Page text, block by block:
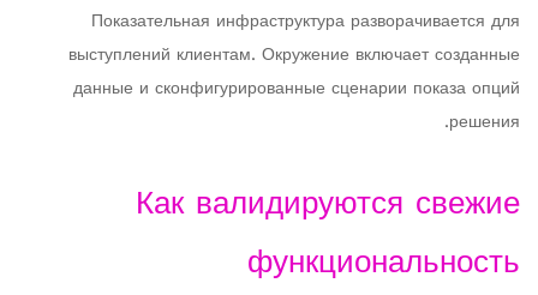
Показательная инфраструктура разворачивается для
выступлений клиентам. Окружение включает созданные
данные и сконфигурированные сценарии показа опций
решения.
Как валидируются свежие
функциональность